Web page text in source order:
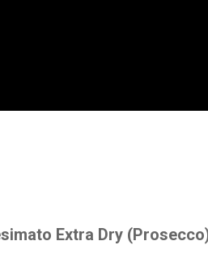
Extra Dry